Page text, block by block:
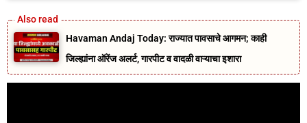
Havaman Andaj Today: राज्यात पावसाचे आगमन; काही
जिल्ह्यांना ऑरेंज अलर्ट, गारपीट व वादळी वाऱ्याचा इशारा